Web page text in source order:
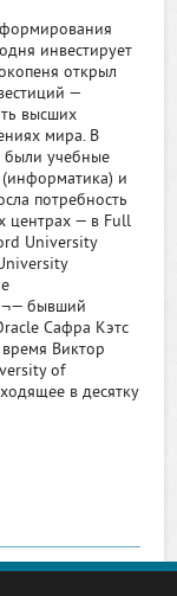
формирования
инвестирует
открыл
—
высших
мира. В
были учебные
и
потребность
центрах — в Full
University
¬— бывший
Сафра Кэтс
Виктор
of
в десятку